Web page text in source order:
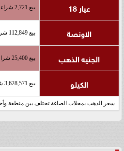
عيار 18 بيع 2,721 شراء 2,764
الاونصة بيع 112,849 شراء 114,626
الجنيه الذهب بيع 25,400 شراء 25,800
الكيلو بيع 3,628,571 شراء 3,685,714
سعر الذهب بمحلات الصاغة تختلف بين منطقة